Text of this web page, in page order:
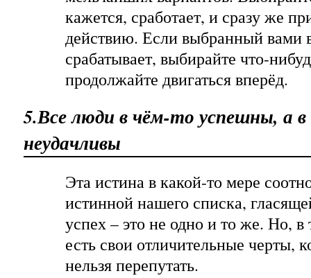
кажется, сработает, и сразу же
действию. Если выбранный вами
срабатывает, выбирайте что-
продолжайте двигаться вперёд.
5.Все люди в чём-то успешны, а
неудачливы
Эта истина в какой-то мере
истинной нашего списка,
успех – это не одно и то же. Но,
есть свои отличительные черты,
нельзя перепутать.